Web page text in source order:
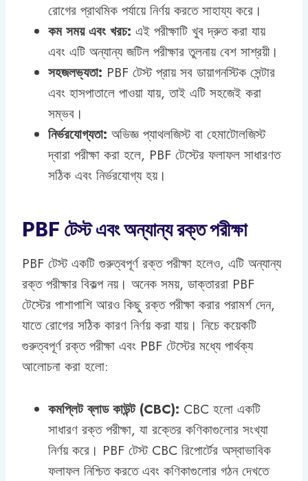
রোগের প্রাথমিক পর্যায়ে নির্ণয় করতে সাহায্য করে।
কম সময় এবং খরচ: এই পরীক্ষাটি খুব দ্রুত করা যায়
এবং এটি অন্যান্য জটিল পরীক্ষার তুলনায় বেশ সাশ্রয়ী।
সহজলভ্যতা: PBF টেস্ট প্রায় সব ডায়াগনস্টিক সেন্টার
এবং হাসপাতালে পাওয়া যায়, তাই এটি সহজেই করা
সম্ভব।
নির্ভরযোগ্যতা: অভিজ্ঞ প্যাথলজিস্ট বা হেমাটোলজিস্ট
দ্বারা পরীক্ষা করা হলে, PBF টেস্টের ফলাফল সাধারণত
সঠিক এবং নির্ভরযোগ্য হয়।
PBF টেস্ট এবং অন্যান্য রক্ত পরীক্ষা
PBF টেস্ট একটি গুরুত্বপূর্ণ রক্ত পরীক্ষা হলেও, এটি অন্যান্য
রক্ত পরীক্ষার বিকল্প নয়। অনেক সময়, ডাক্তাররা PBF
টেস্টের পাশাপাশি আরও কিছু রক্ত পরীক্ষা করার পরামর্শ দেন,
যাতে রোগের সঠিক কারণ নির্ণয় করা যায়। নিচে কয়েকটি
গুরুত্বপূর্ণ রক্ত পরীক্ষা এবং PBF টেস্টের মধ্যে পার্থক্য
আলোচনা করা হলো:
কমপ্লিট ব্লাড কাউন্ট (CBC): CBC হলো একটি
সাধারণ রক্ত পরীক্ষা, যা রক্তের কণিকাগুলোর সংখ্যা
নির্ণয় করে। PBF টেস্ট CBC রিপোর্টের অস্বাভাবিক
ফলাফল নিশ্চিত করতে এবং কণিকাগুলোর গঠন দেখতে